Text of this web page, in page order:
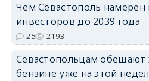
Чем Севастополь намерен
инвесторов до 2039 года
25 2193
Севастопольцам
бензине уже на этой